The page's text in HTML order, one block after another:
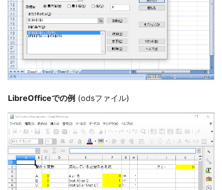
LibreOfficeでの例 (odsファイル)